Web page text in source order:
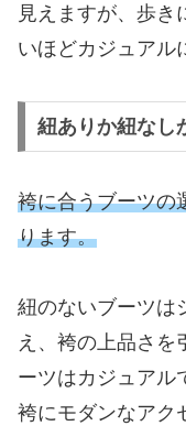
見えますが、歩き
いほどカジュアル
紐ありか紐なし
袴に合うブーツの
ります。
紐のないブーツは
え、袴の上品さを
ーツはカジュアル
袴にモダンなアク